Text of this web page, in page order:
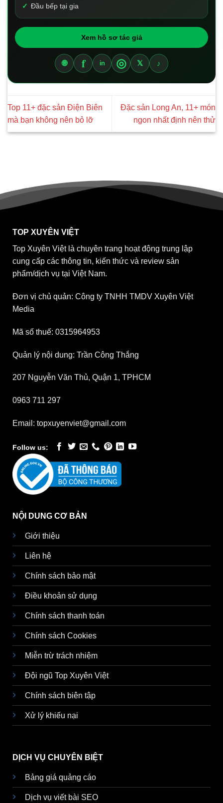
Đầu bếp tại gia
Xem hồ sơ tác giả
🌐 f in ◎ 𝕏 ♪
Top 11+ đặc sản Điện Biên
mà bạn không nên bỏ lỡ
Đặc sản Long An, 11+ món
ngon nhất định nên thử
TOP XUYÊN VIỆT
Top Xuyên Việt là chuyên trang hoạt động trung lập
cung cấp các thông tin, kiến thức và review sản
phẩm/dịch vụ tại Việt Nam.
Đơn vị chủ quản: Công ty TNHH TMDV Xuyên Việt
Media
Mã số thuế: 0315964953
Quản lý nội dung: Trần Công Thắng
207 Nguyễn Văn Thủ, Quận 1, TPHCM
0963 711 297
Email: topxuyenviet@gmail.com
Follow us:
NỘI DUNG CƠ BẢN
Giới thiệu
Liên hệ
Chính sách bảo mật
Điều khoản sử dụng
Chính sách thanh toán
Chính sách Cookies
Miễn trừ trách nhiệm
Đội ngũ Top Xuyên Việt
Chính sách biên tập
Xử lý khiếu nại
DỊCH VỤ CHUYÊN BIỆT
Bảng giá quảng cáo
Dịch vụ viết bài SEO